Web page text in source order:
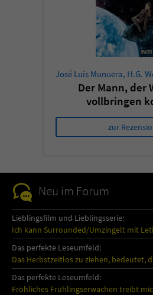
José Luis Munuera, H.G.
Der Mann, der
vollbringen
zur
Neu im Forum
Lieblingsfilm und Lieblingsserie:
Ich kann Surrounded/Umzingelt mit
Das perfekte Leseumfeld:
Das Herbstzeitlos zu ziehen, bedeutet,
Das perfekte Leseumfeld:
Fröhliches Frühlingserwachen treibt